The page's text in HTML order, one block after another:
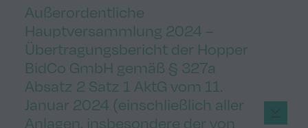
Außerordentliche
Hauptversammlung 2024 –
Übertragungsbericht der Hopper
BidCo GmbH gemäß § 327a
Absatz 2 Satz 1 AktG vom 11.
Januar 2024 (einschließlich aller
Anlagen, insbesondere der von